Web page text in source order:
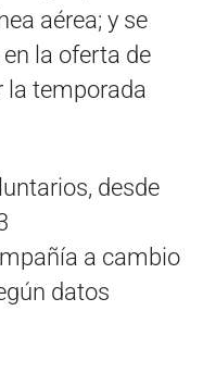
aérea; y se
la oferta de
la temporada
desde
a cambio
datos